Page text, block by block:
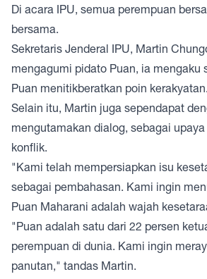
Di acara IPU, semua perempuan
bersama.
Sekretaris Jenderal IPU, Martin
mengagumi pidato Puan, ia mengaku
Puan menitikberatkan poin kerakyatan.
Selain itu, Martin juga sependapat
mengutamakan dialog, sebagai
konflik.
"Kami telah mempersiapkan isu
sebagai pembahasan. Kami ingin
Puan Maharani adalah wajah
"Puan adalah satu dari 22 persen
perempuan di dunia. Kami ingin
panutan," tandas Martin.